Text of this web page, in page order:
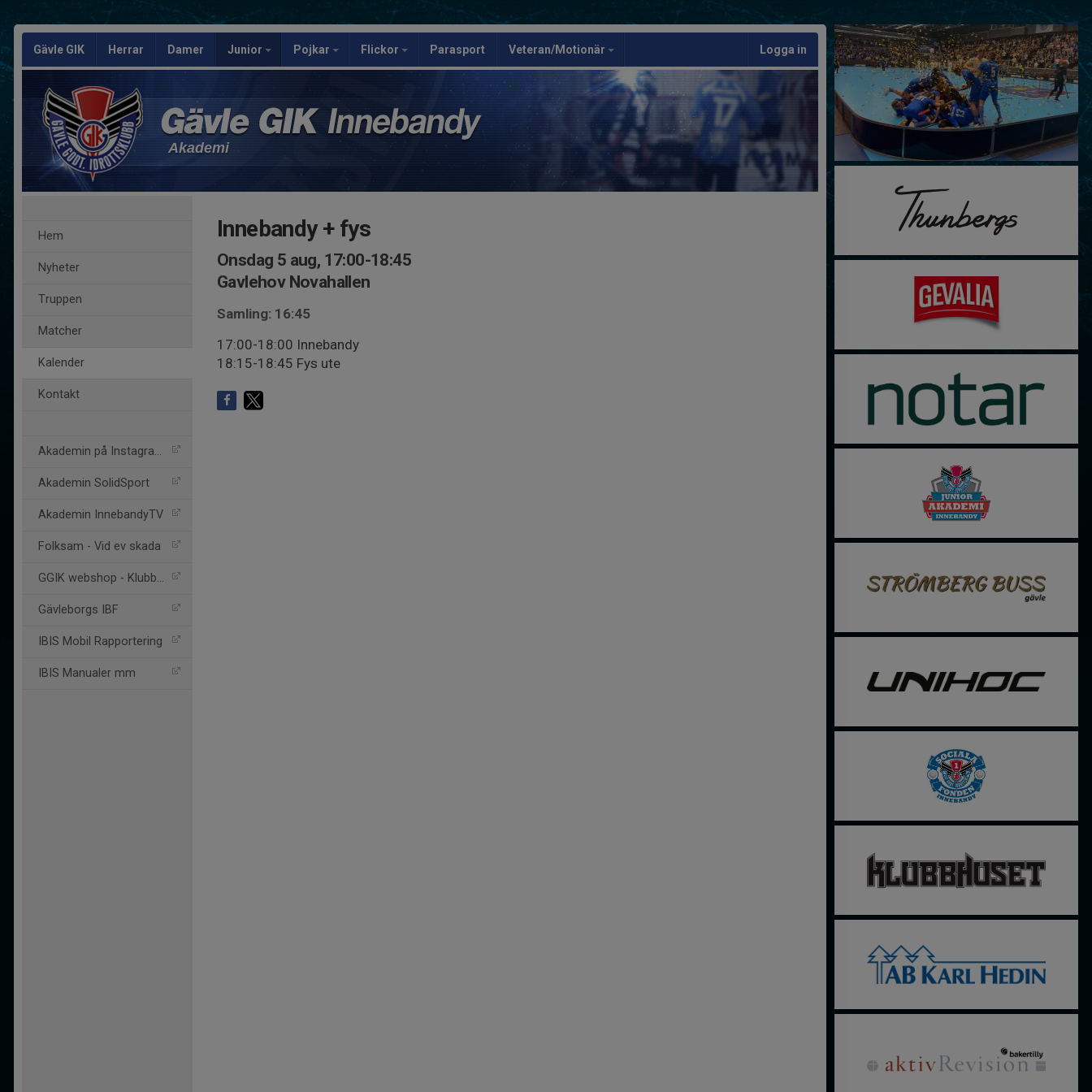
Gävle GIK Herrar Damer Junior Pojkar Flickor Parasport Veteran/Motionär Logga in
Akademi
Hem
Nyheter
Truppen
Matcher
Kalender
Kontakt
Akademin på Instagram
Akademin SolidSport
Akademin InnebandyTV
Folksam - Vid ev skada
GGIK webshop - Klubbhuset
Gävleborgs IBF
IBIS Mobil Rapportering
IBIS Manualer mm
Innebandy + fys
Onsdag 5 aug, 17:00-18:45
Gavlehov Novahallen
Samling: 16:45
17:00-18:00 Innebandy
18:15-18:45 Fys ute